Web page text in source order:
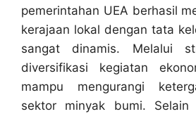
pemerintahan UEA berhasil
kerajaan lokal dengan tata
sangat dinamis. Melalui
diversifikasi kegiatan
mampu mengurangi
sektor minyak bumi. Selain